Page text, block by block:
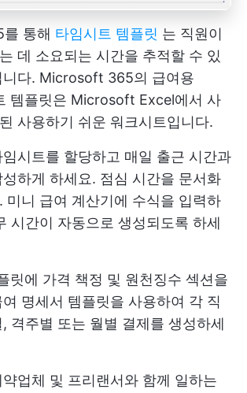
통해 타임시트 템플릿 는 직원이
데 소요되는 시간을 추적할 수 있
니다. Microsoft 365의 급여용
템플릿은 Microsoft Excel에서 사
사용하기 쉬운 워크시트입니다.
시트를 할당하고 매일 출근 시간과
하게 하세요. 점심 시간을 문서화
미니 급여 계산기에 수식을 입력하
시간이 자동으로 생성되도록 하세
릿에 가격 책정 및 원천징수 섹션을
명세서 템플릿을 사용하여 각 직
격주별 또는 월별 결제를 생성하세
업체 및 프리랜서와 함께 일하는